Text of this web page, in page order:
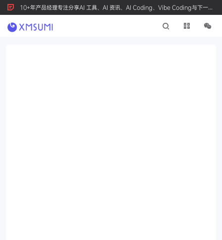
10+年产品经理专注分享AI 工具、AI 资讯、AI Coding、Vibe Coding与下一代
产品创新，按 Ctrl+D 收藏我们